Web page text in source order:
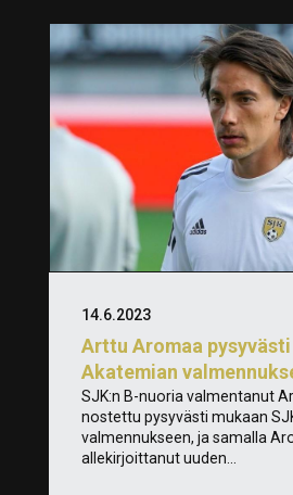
Arttu Aromaa pysyvästi
Akatemian
14.6.2023
SJK:n B-nuoria valmentanut
nostettu pysyvästi mukaan
valmennukseen, ja samalla
allekirjoittanut uuden...